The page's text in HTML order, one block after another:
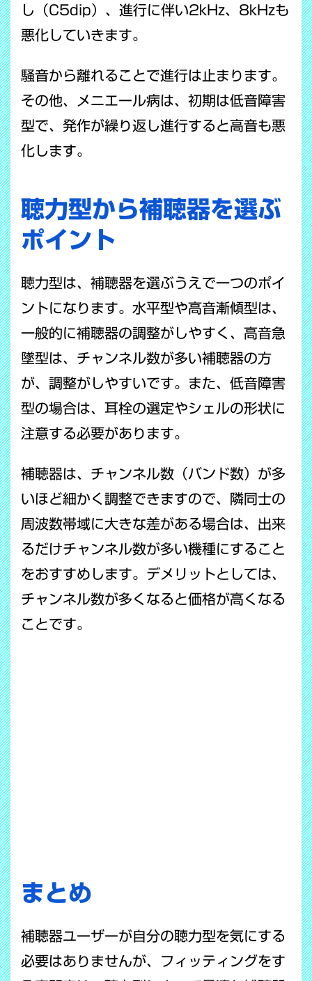
し（C5dip）、進行に伴い2kHz、8kHzも
悪化していきます。
騒音から離れることで進行は止まります。
その他、メニエール病は、初期は低音障害
型で、発作が繰り返し進行すると高音も悪
化します。
聴力型から補聴器を選ぶ
ポイント
聴力型は、補聴器を選ぶうえで一つのポイ
ントになります。水平型や高音漸傾型は、
一般的に補聴器の調整がしやすく、高音急
墜型は、チャンネル数が多い補聴器の方
が、調整がしやすいです。また、低音障害
型の場合は、耳栓の選定やシェルの形状に
注意する必要があります。
補聴器は、チャンネル数（バンド数）が多
いほど細かく調整できますので、隣同士の
周波数帯域に大きな差がある場合は、出来
るだけチャンネル数が多い機種にすること
をおすすめします。デメリットとしては、
チャンネル数が多くなると価格が高くなる
ことです。
まとめ
補聴器ユーザーが自分の聴力型を気にする
必要はありませんが、フィッティングをす